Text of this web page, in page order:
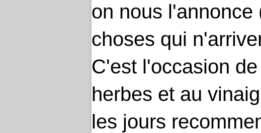
on nous l'annonce
choses qui
C'est l'occasion
herbes et au
les jours